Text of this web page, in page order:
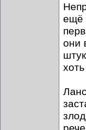
ещё
они